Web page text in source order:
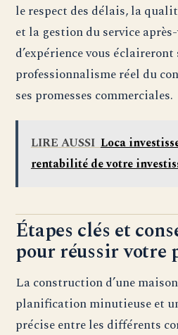
le respect des délais, la
et la gestion du service
d’expérience vous
professionnalisme réel du
ses promesses commerciales.
LIRE AUSSI Loca
rentabilité de votre
Étapes clés et
pour réussir votre
La construction d’une
planification minutieuse et
précise entre les différents